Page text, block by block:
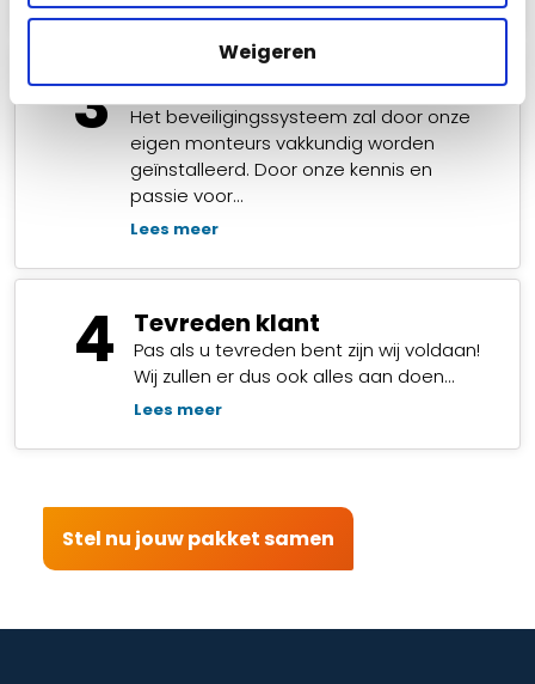
Weigeren
3 Montage camera’s
Het beveiligingssysteem zal door onze
eigen monteurs vakkundig worden
geïnstalleerd. Door onze kennis en
passie voor…
Lees meer
4 Tevreden klant
Pas als u tevreden bent zijn wij voldaan!
Wij zullen er dus ook alles aan doen…
Lees meer
Stel nu jouw pakket samen